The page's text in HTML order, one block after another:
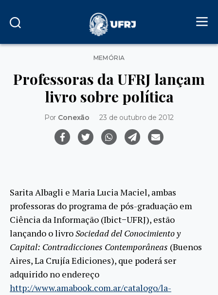
Categorias
MEMÓRIA
Professoras da UFRJ lançam
livro sobre política
Por Conexão 23 de outubro de 2012
Sarita Albagli e Maria Lucia Maciel, ambas
professoras do programa de pós-graduação em
Ciência da Informação (Ibict−UFRJ), estão
lançando o livroSociedad del Conocimiento y
Capital: Contradicciones Contemporâneas (Buenos
Aires, La Crujía Ediciones), que poderá ser
adquirido no endereço
http://www.amabook.com.ar/catalogo/la-